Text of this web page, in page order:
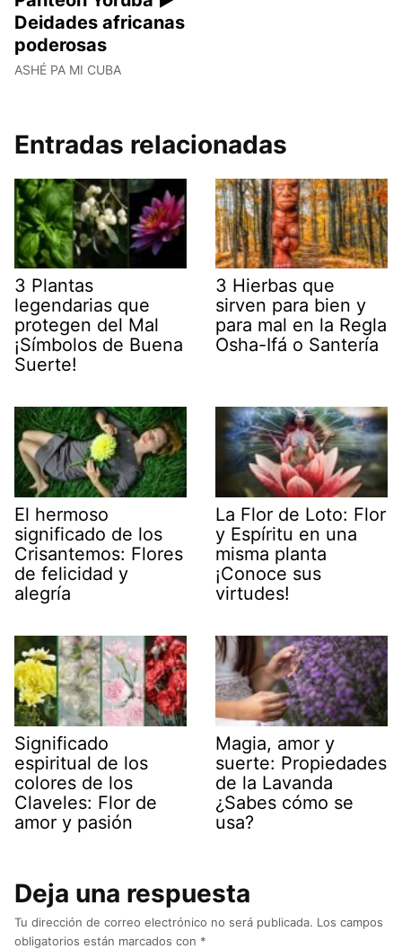
Deidades africanas
poderosas
ASHÉ PA MI CUBA
Entradas relacionadas
3 Plantas
legendarias que
protegen del Mal
¡Símbolos de Buena
Suerte!
3 Hierbas que
sirven para bien y
para mal en la Regla
Osha-Ifá o Santería
El hermoso
significado de los
Crisantemos: Flores
de felicidad y
alegría
La Flor de Loto: Flor
y Espíritu en una
misma planta
¡Conoce sus
virtudes!
Significado
espiritual de los
colores de los
Claveles: Flor de
amor y pasión
Magia, amor y
suerte: Propiedades
de la Lavanda
¿Sabes cómo se
usa?
Deja una respuesta
Tu dirección de correo electrónico no será publicada. Los campos
obligatorios están marcados con *